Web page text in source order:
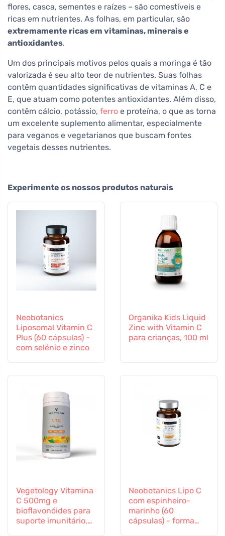
flores, casca, sementes e raízes – são comestíveis e
ricas em nutrientes. As folhas, em particular, são
extremamente ricas em vitaminas, minerais e
antioxidantes.
Um dos principais motivos pelos quais a moringa é tão
valorizada é seu alto teor de nutrientes. Suas folhas
contêm quantidades significativas de vitaminas A, C e
E, que atuam como potentes antioxidantes. Além disso,
contêm cálcio, potássio, ferro e proteína, o que as torna
um excelente suplemento alimentar, especialmente
para veganos e vegetarianos que buscam fontes
vegetais desses nutrientes.
Experimente os nossos produtos naturais
Neobotanics
Liposomal Vitamin C
Plus (60 cápsulas) -
com selénio e zinco
Organika Kids Liquid
Zinc with Vitamin C
para crianças, 100 ml
Vegetology Vitamina
C 500mg e
bioflavonóides para
suporte imunitário,
Neobotanics Lipo C
com espinheiro-
marinho (60
cápsulas) - forma